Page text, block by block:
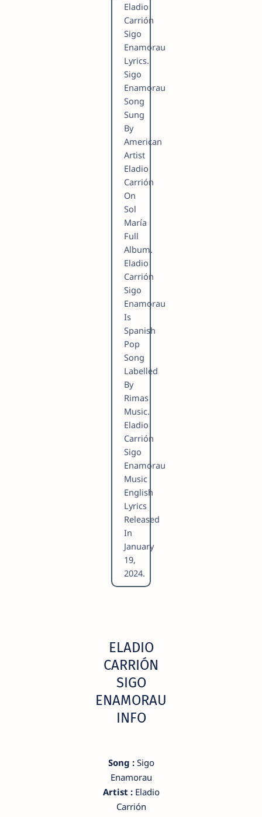
Eladio
Carrión
Sigo
Enamorau
Lyrics.
Sigo
Enamorau
Song
Sung
By
American
Artist
Eladio
Carrión
On
Sol
María
Full
Album.
Eladio
Carrión
Sigo
Enamorau
Is
Spanish
Pop
Song
Labelled
By
Rimas
Music.
Eladio
Carrión
Sigo
Enamorau
Music
English
Lyrics
Released
In
January
19,
2024.
ELADIO
CARRIÓN
SIGO
ENAMORAU
INFO
Song :Sigo
Enamorau
Artist :Eladio
Carrión